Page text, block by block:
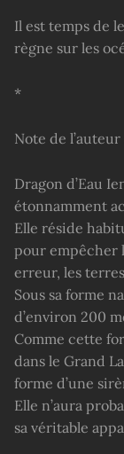
Il est temps de
règne sur les
*
Note de l’auteur
Dragon d’Eau
étonnamment
Elle réside
pour empêcher
erreur, les
Sous sa forme
d’environ 200
Comme cette
dans le Grand
forme d’une
Elle n’aura
sa véritable